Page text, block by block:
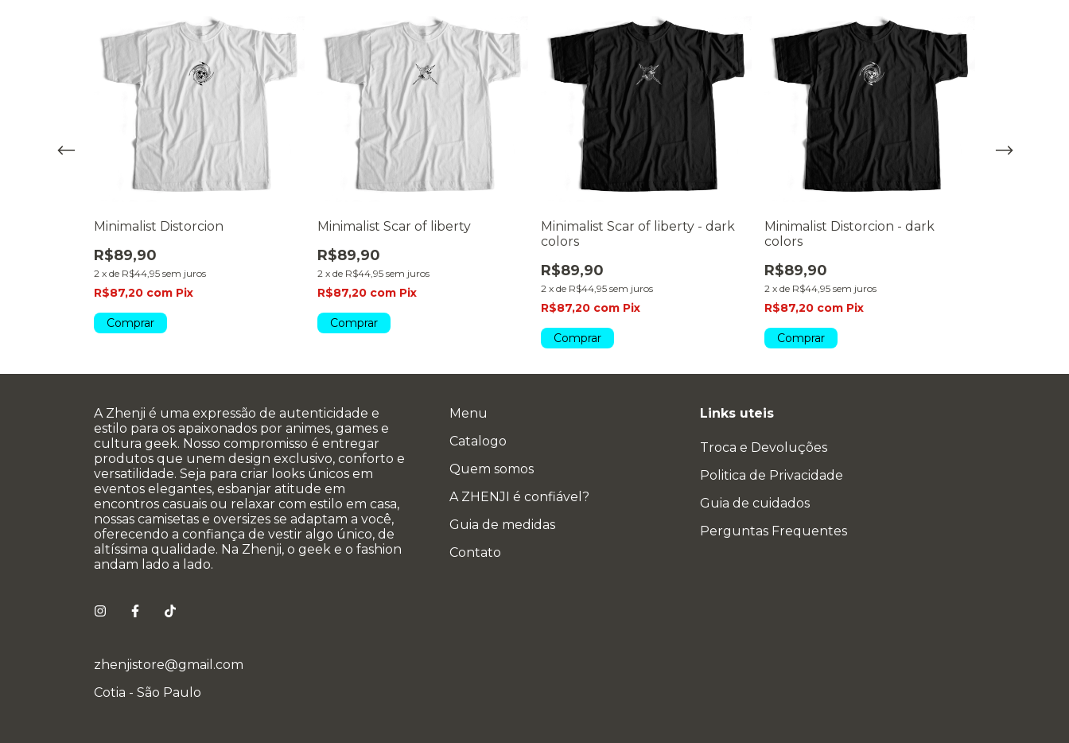
Minimalist Distorcion
R$89,90
2 x de R$44,95 sem juros
R$87,20 com Pix
Comprar
Minimalist Scar of liberty
R$89,90
2 x de R$44,95 sem juros
R$87,20 com Pix
Comprar
Minimalist Scar of liberty - dark
colors
R$89,90
2 x de R$44,95 sem juros
R$87,20 com Pix
Comprar
Minimalist Distorcion - dark
colors
R$89,90
2 x de R$44,95 sem juros
R$87,20 com Pix
Comprar
A Zhenji é uma expressão de autenticidade e
estilo para os apaixonados por animes, games e
cultura geek. Nosso compromisso é entregar
produtos que unem design exclusivo, conforto e
versatilidade. Seja para criar looks únicos em
eventos elegantes, esbanjar atitude em
encontros casuais ou relaxar com estilo em casa,
nossas camisetas e oversizes se adaptam a você,
oferecendo a confiança de vestir algo único, de
altíssima qualidade. Na Zhenji, o geek e o fashion
andam lado a lado.
zhenjistore@gmail.com
Cotia - São Paulo
Menu
Catalogo
Quem somos
A ZHENJI é confiável?
Guia de medidas
Contato
Links uteis
Troca e Devoluções
Politica de Privacidade
Guia de cuidados
Perguntas Frequentes